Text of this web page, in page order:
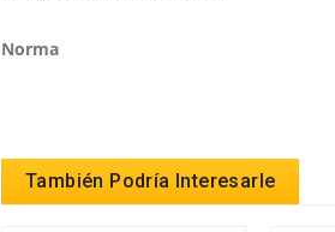
Norma
También Podría Interesarle